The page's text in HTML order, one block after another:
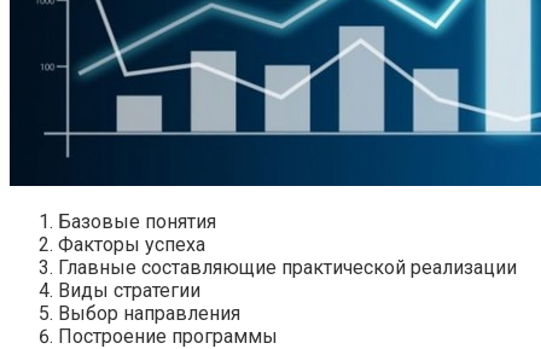
Базовые понятия
Факторы успеха
Главные составляющие практической реализации
Виды стратегии
Выбор направления
Построение программы